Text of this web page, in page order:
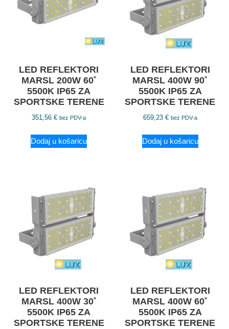
LED REFLEKTORI
MARSL 200W 60˚
5500K IP65 ZA
SPORTSKE TERENE
351,56€ bez PDV-a
Dodaj u košaricu
LED REFLEKTORI
MARSL 400W 90˚
5500K IP65 ZA
SPORTSKE TERENE
659,23 € bez PDV-a
Dodaj u košaricu
LED REFLEKTORI
MARSL 400W 30˚
5500K IP65 ZA
SPORTSKE TERENE
LED REFLEKTORI
MARSL 400W 60˚
5500K IP65 ZA
SPORTSKE TERENE